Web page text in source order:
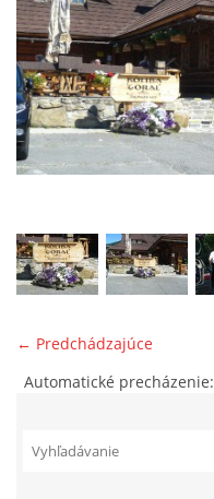
VIDEOKLIPY
NÁVŠTEVNÁ KNIHA
ONÁS
← Predchádzajúce
Automatické precházenie: